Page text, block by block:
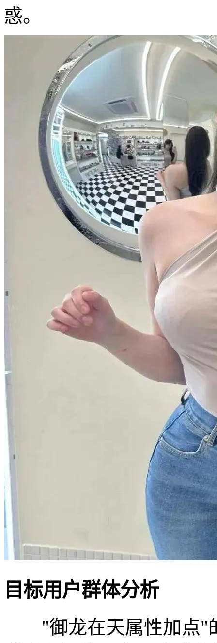
惑。
目标用户群体分析
"御龙在天属性加点"